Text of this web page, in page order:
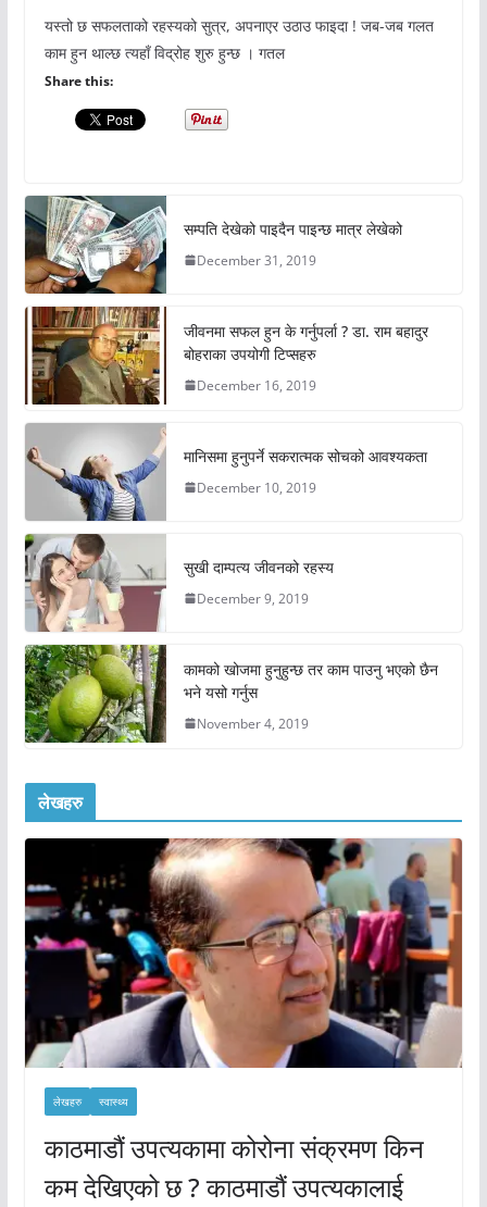
यस्तो छ सफलताको रहस्यको सुत्र, अपनाएर उठाउ फाइदा ! जब-जब गलत
काम हुन थाल्छ त्यहाँ विद्रोह शुरु हुन्छ । गतल
Share this:
सम्पति देखेको पाइदैन पाइन्छ मात्र लेखेको
December 31, 2019
जीवनमा सफल हुन के गर्नुपर्ला ? डा. राम बहादुर
बोहराका उपयोगी टिप्सहरु
December 16, 2019
मानिसमा हुनुपर्ने सकरात्मक सोचको आवश्यकता
December 10, 2019
सुखी दाम्पत्य जीवनको रहस्य
December 9, 2019
कामको खोजमा हुनुहुन्छ तर काम पाउनु भएको छैन
भने यसो गर्नुस
November 4, 2019
लेखहरु
लेखहरु स्वास्थ्य
काठमाडौं उपत्यकामा कोरोना संक्रमण किन
कम देखिएको छ ? काठमाडौं उपत्यकालाई